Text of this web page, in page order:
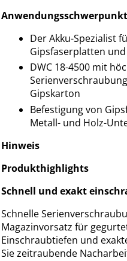
Der Akku-Spezialist
Gipsfaserplatten und
DWC 18-4500 mit
Gipskarton
Befestigung von
Metall- und Holz-
Hinweis
Produkthighlights
Schnell und exakt
Schnelle
Magazinvorsatz für
Einschraubtiefen und
Sie zeitraubende